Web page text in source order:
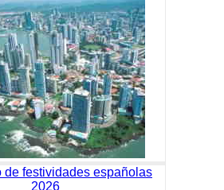
de festividades españolas
2026